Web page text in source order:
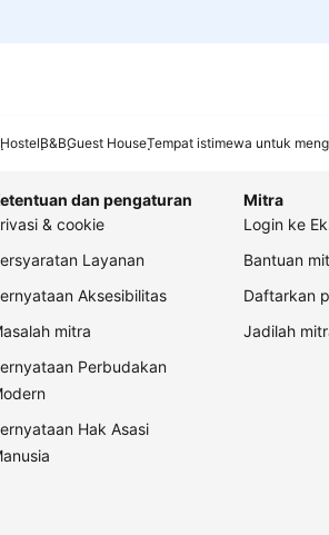
HostelB&BGuest HouseTempat istimewa untuk
dan pengaturan
& cookie
Layanan
Aksesibilitas
mitra
Perbudakan
Hak Asasi
Mitra
Login ke
Bantuan
Daftarkan
Jadilah